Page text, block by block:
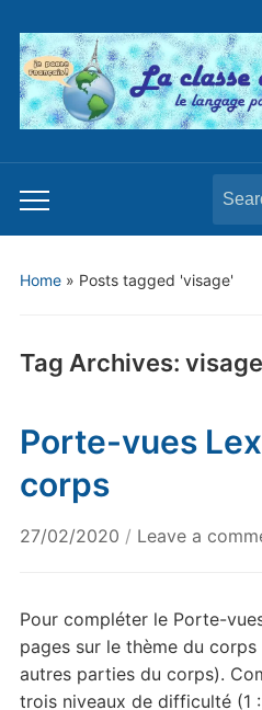
Toggle
mobile
for:
Home» Posts tagged 'visage'
Tag Archives: visage
Porte-vues
corps
27/02/2020 / Leave a
Pour compléter le Porte-
pages sur le thème du
autres parties du corps).
trois niveaux de difficulté (1